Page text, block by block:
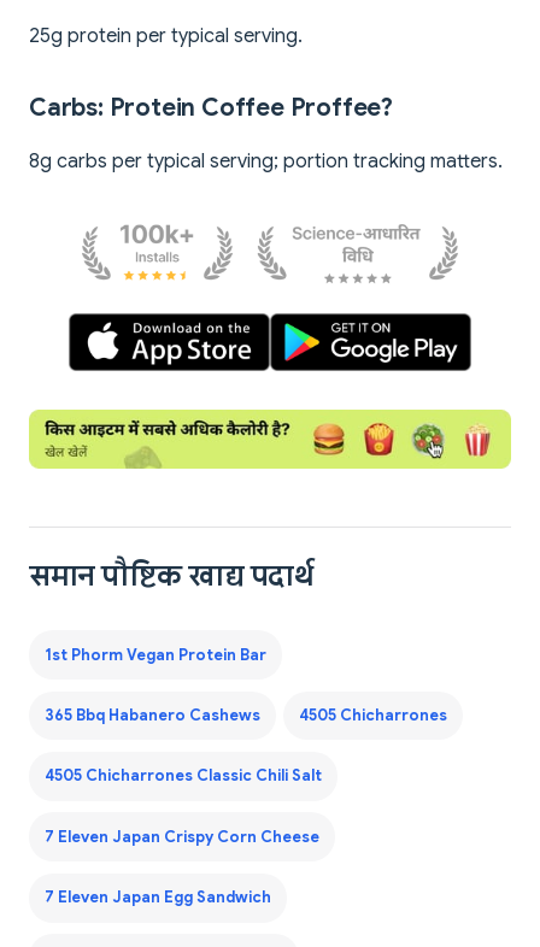
25g protein per typical serving.
Carbs: Protein Coffee Proffee?
8g carbs per typical serving; portion tracking matters.
समान पौष्टिक खाद्य पदार्थ
1st Phorm Vegan Protein Bar
365 Bbq Habanero Cashews 4505 Chicharrones
4505 Chicharrones Classic Chili Salt
7 Eleven Japan Crispy Corn Cheese
7 Eleven Japan Egg Sandwich